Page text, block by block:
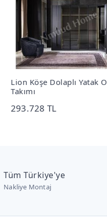
Lion Köşe Dolaplı Yatak Odası
Takımı
293.728 TL
Tüm Türkiye'ye
Nakliye Montaj